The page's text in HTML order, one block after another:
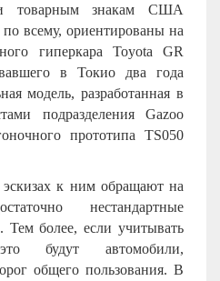
товарным знакам США
всему, ориентированы на
гиперкара Toyota GR
в Токио два года
модель, разработанная в
подразделения Gazoo
прототипаTS050
к ним обращают на
нестандартные
Тем более, если учитывать
будут автомобили,
общего пользования. В